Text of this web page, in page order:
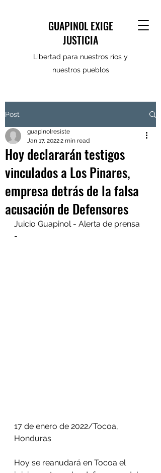
GUAPINOL EXIGE
JUSTICIA
Libertad para nuestros ríos y
nuestros pueblos
Post
Hoy declararán testigos
vinculados a Los Pinares,
empresa detrás de la falsa
acusación de Defensores
guapinolresiste
Jan 17, 20222 min read
Juicio Guapinol - Alerta de prensa
-
17 de enero de 2022/Tocoa,
Honduras
Hoy se reanudará en Tocoa el